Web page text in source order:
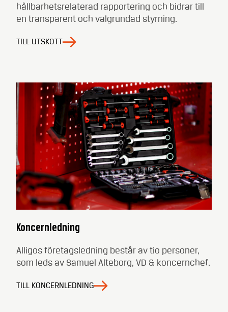
hållbarhetsrelaterad rapportering och bidrar till
en transparent och välgrundad styrning.
TILL UTSKOTT
Koncernledning
Alligos företagsledning består av tio personer,
som leds av Samuel Alteborg, VD & koncernchef.
TILL KONCERNLEDNING